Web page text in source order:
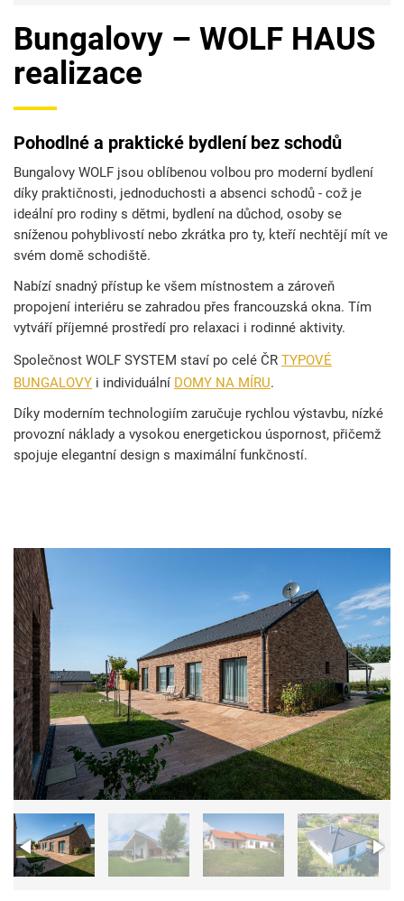
Bungalovy – WOLF HAUS
realizace
Pohodlné a praktické bydlení bez schodů
Bungalovy WOLF jsou oblíbenou volbou pro moderní bydlení
díky praktičnosti, jednoduchosti a absenci schodů - což je
ideální pro rodiny s dětmi, bydlení na důchod, osoby se
sníženou pohyblivostí nebo zkrátka pro ty, kteří nechtějí mít ve
svém domě schodiště.
Nabízí snadný přístup ke všem místnostem a zároveň
propojení interiéru se zahradou přes francouzská okna. Tím
vytváří příjemné prostředí pro relaxaci i rodinné aktivity.
Společnost WOLF SYSTEM staví po celé ČR TYPOVÉ
BUNGALOVY i individuální DOMY NA MÍRU.
Díky moderním technologiím zaručuje rychlou výstavbu, nízké
provozní náklady a vysokou energetickou úspornost, přičemž
spojuje elegantní design s maximální funkčností.